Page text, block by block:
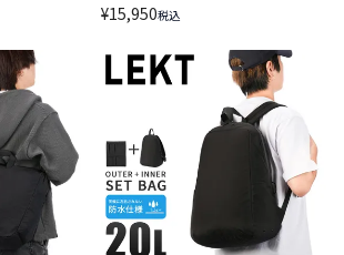
¥15,950税込